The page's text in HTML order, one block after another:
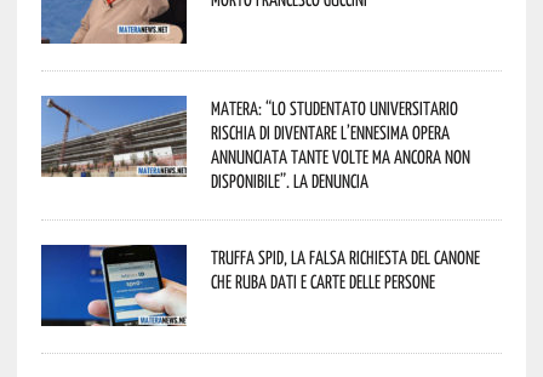
Matera: “Lo studentato universitario
rischia di diventare l’ennesima opera
annunciata tante volte ma ancora non
disponibile”. La denuncia
Truffa Spid, la falsa richiesta del canone
che ruba dati e carte delle persone